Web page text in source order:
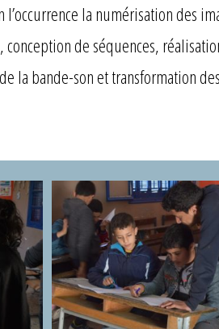
la numérisation des
de séquences,
la bande-son et transformation